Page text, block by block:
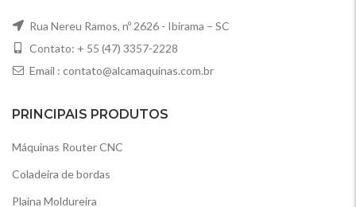
Rua Nereu Ramos, nº 2626 - Ibirama – SC
Contato: + 55 (47) 3357-2228
Email : contato@alcamaquinas.com.br
PRINCIPAIS PRODUTOS
Máquinas Router CNC
Coladeira de bordas
Plaina Moldureira